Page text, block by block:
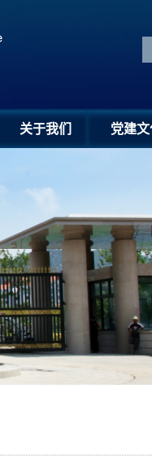
关于我们 党建文